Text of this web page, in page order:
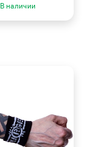
В наличии